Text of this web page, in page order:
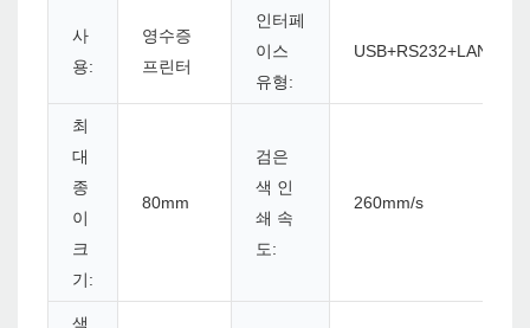
사
용:
영수증
프린터
인터페
이스
유형:
최
대
종
이
크
기:
80mm
검은
색 인
쇄 속
도:
260mm/s
색